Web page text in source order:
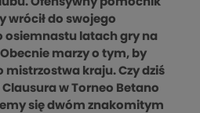
wrócił do swojego
osiemnastu latach gry na
marzy o tym, by
mistrzostwa kraju. Czy dziś
w Torneo Betano
się dwóm znakomitym